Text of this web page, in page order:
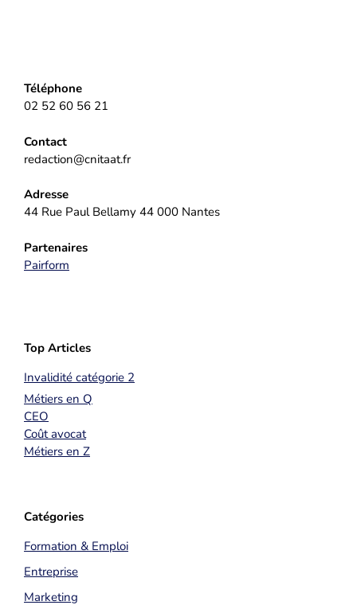
Téléphone
02 52 60 56 21
Contact
redaction@cnitaat.fr
Adresse
44 Rue Paul Bellamy 44 000 Nantes
Partenaires
Pairform
Top Articles
Invalidité catégorie 2
Métiers en Q
CEO
Coût avocat
Métiers en Z
Catégories
Formation & Emploi
Entreprise
Marketing